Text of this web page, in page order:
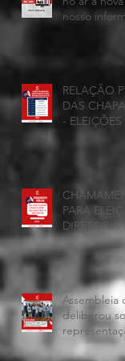
nosso
RELAÇÃO
DAS
- ELEIÇÕES
PARA
DIRETORIA
BIÊNIO
Assembleia
deliberou
CONAD, a